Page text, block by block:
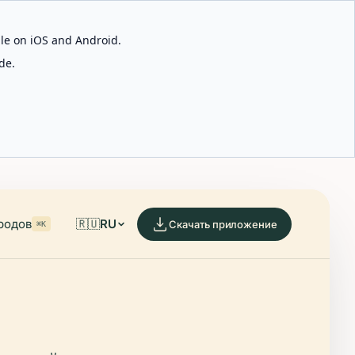
on iOS and Android.
⌘K 🇷🇺RU Скачать приложение